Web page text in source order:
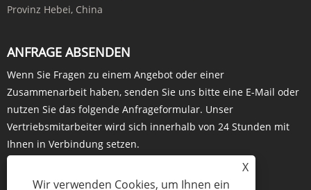
Provinz Hebei, China
ANFRAGE ABSENDEN
Wenn Sie Fragen zu einem Angebot oder einer
Zusammenarbeit haben, senden Sie uns bitte eine E-Mail oder
nutzen Sie das folgende Anfrageformular. Unser
Vertriebsmitarbeiter wird sich innerhalb von 24 Stunden mit
Ihnen in Verbindung setzen.
X
Wir verwenden Cookies, um Ihnen ein